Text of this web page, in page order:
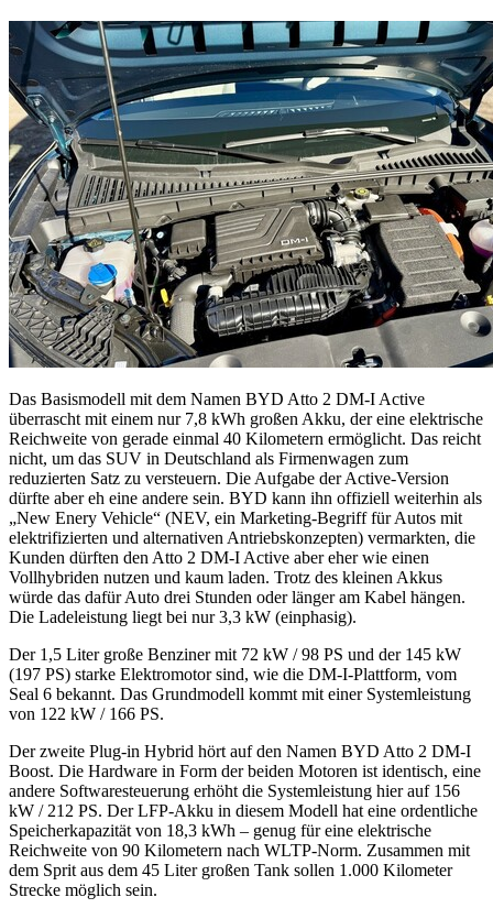
Das Basismodell mit dem Namen BYD Atto 2 DM-I Active
überrascht mit einem nur 7,8 kWh großen Akku, der eine elektrische
Reichweite von gerade einmal 40 Kilometern ermöglicht. Das reicht
nicht, um das SUV in Deutschland als Firmenwagen zum
reduzierten Satz zu versteuern. Die Aufgabe der Active-Version
dürfte aber eh eine andere sein. BYD kann ihn offiziell weiterhin als
„New Enery Vehicle“ (NEV, ein Marketing-Begriff für Autos mit
elektrifizierten und alternativen Antriebskonzepten) vermarkten, die
Kunden dürften den Atto 2 DM-I Active aber eher wie einen
Vollhybriden nutzen und kaum laden. Trotz des kleinen Akkus
würde das dafür Auto drei Stunden oder länger am Kabel hängen.
Die Ladeleistung liegt bei nur 3,3 kW (einphasig).
Der 1,5 Liter große Benziner mit 72 kW / 98 PS und der 145 kW
(197 PS) starke Elektromotor sind, wie die DM-I-Plattform, vom
Seal 6 bekannt. Das Grundmodell kommt mit einer Systemleistung
von 122 kW / 166 PS.
Der zweite Plug-in Hybrid hört auf den Namen BYD Atto 2 DM-I
Boost. Die Hardware in Form der beiden Motoren ist identisch, eine
andere Softwaresteuerung erhöht die Systemleistung hier auf 156
kW / 212 PS. Der LFP-Akku in diesem Modell hat eine ordentliche
Speicherkapazität von 18,3 kWh – genug für eine elektrische
Reichweite von 90 Kilometern nach WLTP-Norm. Zusammen mit
dem Sprit aus dem 45 Liter großen Tank sollen 1.000 Kilometer
Strecke möglich sein.